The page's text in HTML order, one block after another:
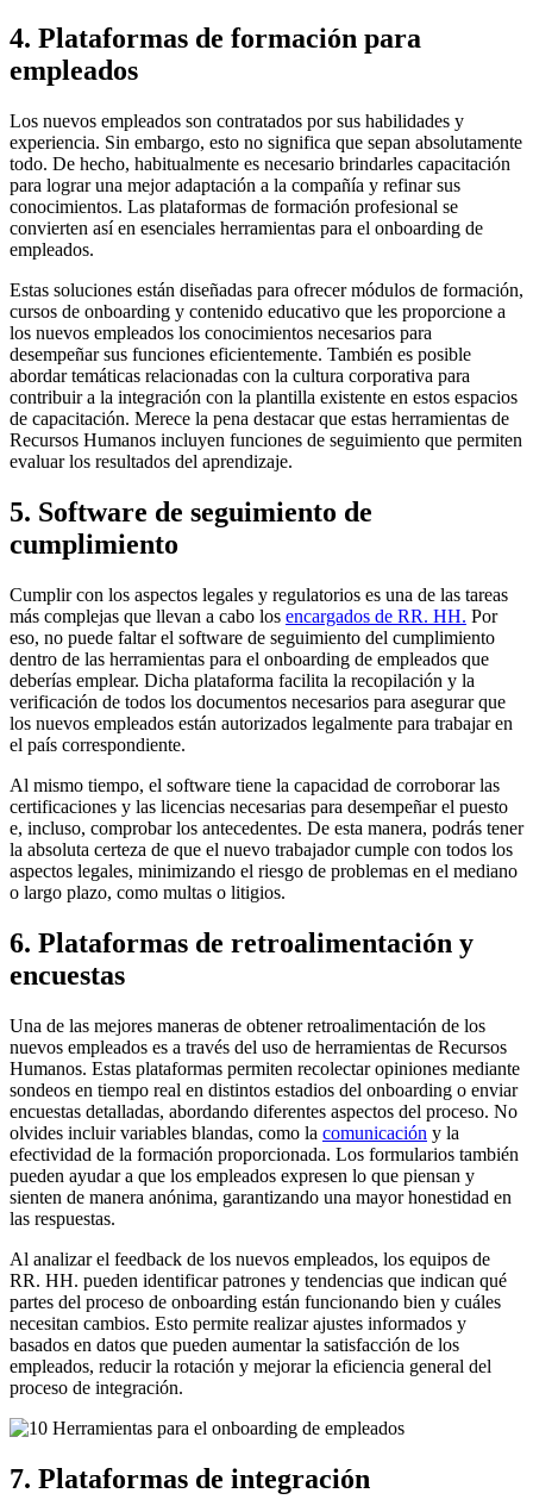
4. Plataformas de formación para
empleados
Los nuevos empleados son contratados por sus habilidades y
experiencia. Sin embargo, esto no significa que sepan absolutamente
todo. De hecho, habitualmente es necesario brindarles capacitación
para lograr una mejor adaptación a la compañía y refinar sus
conocimientos. Las plataformas de formación profesional se
convierten así en esenciales herramientas para el onboarding de
empleados.
Estas soluciones están diseñadas para ofrecer módulos de formación,
cursos de onboarding y contenido educativo que les proporcione a
los nuevos empleados los conocimientos necesarios para
desempeñar sus funciones eficientemente. También es posible
abordar temáticas relacionadas con la cultura corporativa para
contribuir a la integración con la plantilla existente en estos espacios
de capacitación. Merece la pena destacar que estas herramientas de
Recursos Humanos incluyen funciones de seguimiento que permiten
evaluar los resultados del aprendizaje.
5. Software de seguimiento de
cumplimiento
Cumplir con los aspectos legales y regulatorios es una de las tareas
más complejas que llevan a cabo los encargados de RR. HH. Por
eso, no puede faltar el software de seguimiento del cumplimiento
dentro de las herramientas para el onboarding de empleados que
deberías emplear. Dicha plataforma facilita la recopilación y la
verificación de todos los documentos necesarios para asegurar que
los nuevos empleados están autorizados legalmente para trabajar en
el país correspondiente.
Al mismo tiempo, el software tiene la capacidad de corroborar las
certificaciones y las licencias necesarias para desempeñar el puesto
e, incluso, comprobar los antecedentes. De esta manera, podrás tener
la absoluta certeza de que el nuevo trabajador cumple con todos los
aspectos legales, minimizando el riesgo de problemas en el mediano
o largo plazo, como multas o litigios.
6. Plataformas de retroalimentación y
encuestas
Una de las mejores maneras de obtener retroalimentación de los
nuevos empleados es a través del uso de herramientas de Recursos
Humanos. Estas plataformas permiten recolectar opiniones mediante
sondeos en tiempo real en distintos estadios del onboarding o enviar
encuestas detalladas, abordando diferentes aspectos del proceso. No
olvides incluir variables blandas, como la comunicación y la
efectividad de la formación proporcionada. Los formularios también
pueden ayudar a que los empleados expresen lo que piensan y
sienten de manera anónima, garantizando una mayor honestidad en
las respuestas.
Al analizar el feedback de los nuevos empleados, los equipos de
RR. HH. pueden identificar patrones y tendencias que indican qué
partes del proceso de onboarding están funcionando bien y cuáles
necesitan cambios. Esto permite realizar ajustes informados y
basados en datos que pueden aumentar la satisfacción de los
empleados, reducir la rotación y mejorar la eficiencia general del
proceso de integración.
7. Plataformas de integración